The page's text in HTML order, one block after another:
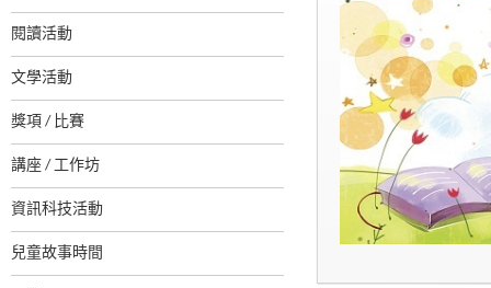
閱讀活動
文學活動
獎項 / 比賽
講座 / 工作坊
資訊科技活動
兒童故事時間